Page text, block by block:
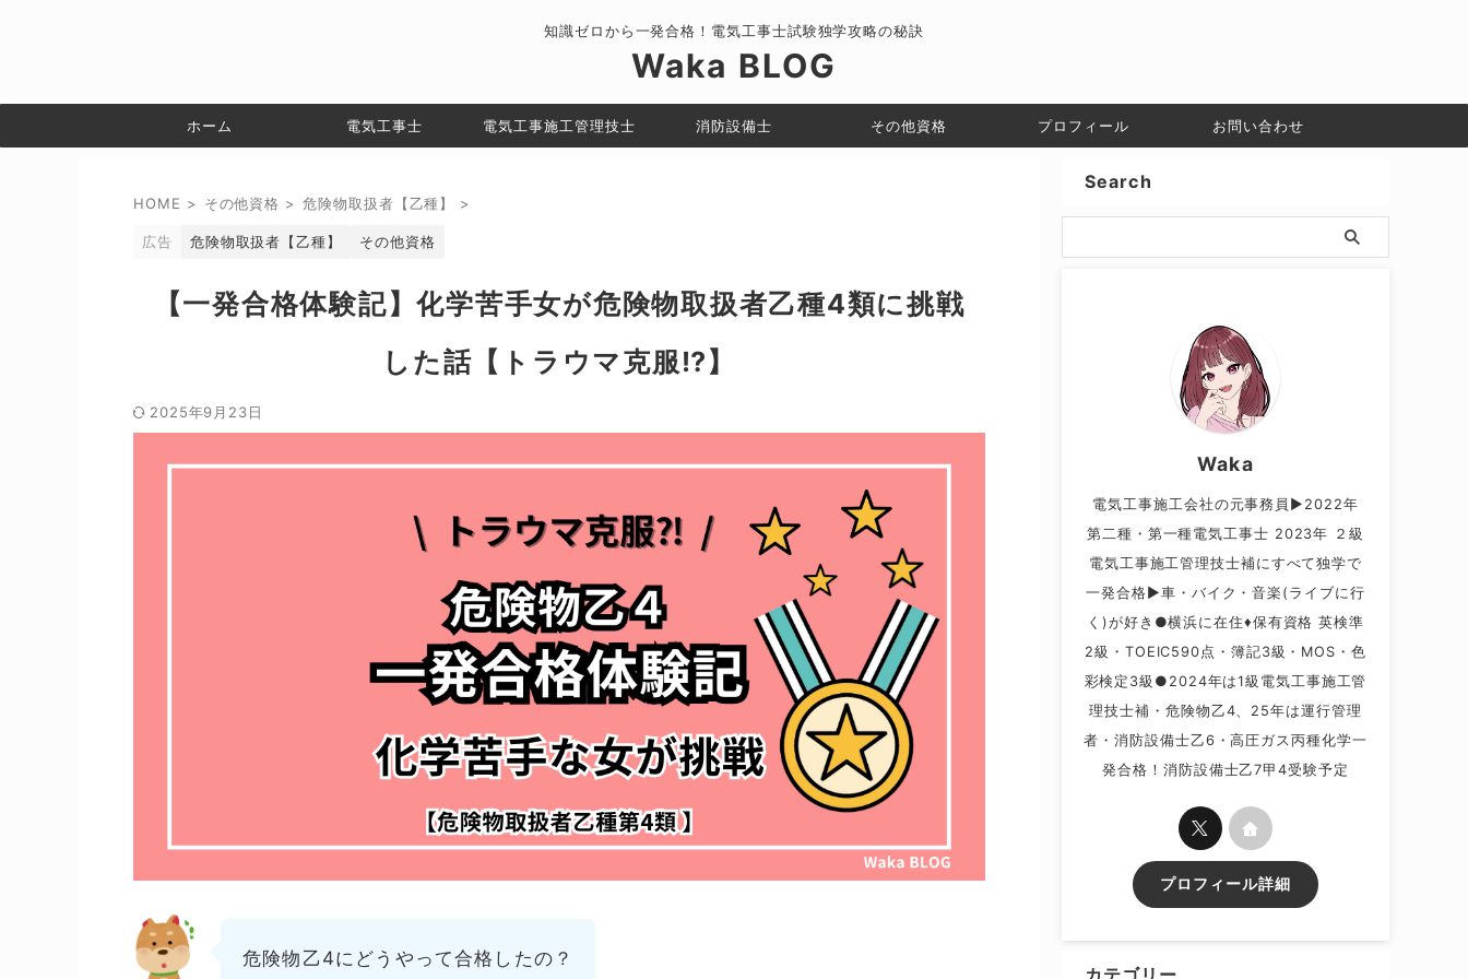
知識ゼロから一発合格！電気工事士試験独学攻略の秘訣
Waka BLOG
ホーム 電気工事士 電気工事施工管理技士 消防設備士 その他資格 プロフィール お問い合わせ
HOME > その他資格 > 危険物取扱者【乙種】 >
広告 危険物取扱者【乙種】 その他資格
【一発合格体験記】化学苦手女が危険物取扱者乙種4類に挑戦
した話【トラウマ克服⁉】
2025年9月23日
危険物乙4にどうやって合格したの？
Search
Waka
電気工事施工会社の元事務員▶2022年
第二種・第一種電気工事士 2023年 ２級
電気工事施工管理技士補にすべて独学で
一発合格▶車・バイク・音楽(ライブに行
く)が好き●横浜に在住♦保有資格 英検準
2級・TOEIC590点・簿記3級・MOS・色
彩検定3級●2024年は1級電気工事施工管
理技士補・危険物乙4、25年は運行管理
者・消防設備士乙6・高圧ガス丙種化学一
発合格！消防設備士乙7甲4受験予定
プロフィール詳細
カテゴリー